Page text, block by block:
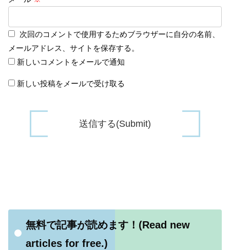
次回のコメントで使用するためブラウザーに自分の名前、
メールアドレス、サイトを保存する。
新しいコメントをメールで通知
新しい投稿をメールで受け取る
無料で記事が読めます！(Read new
articles for free.)